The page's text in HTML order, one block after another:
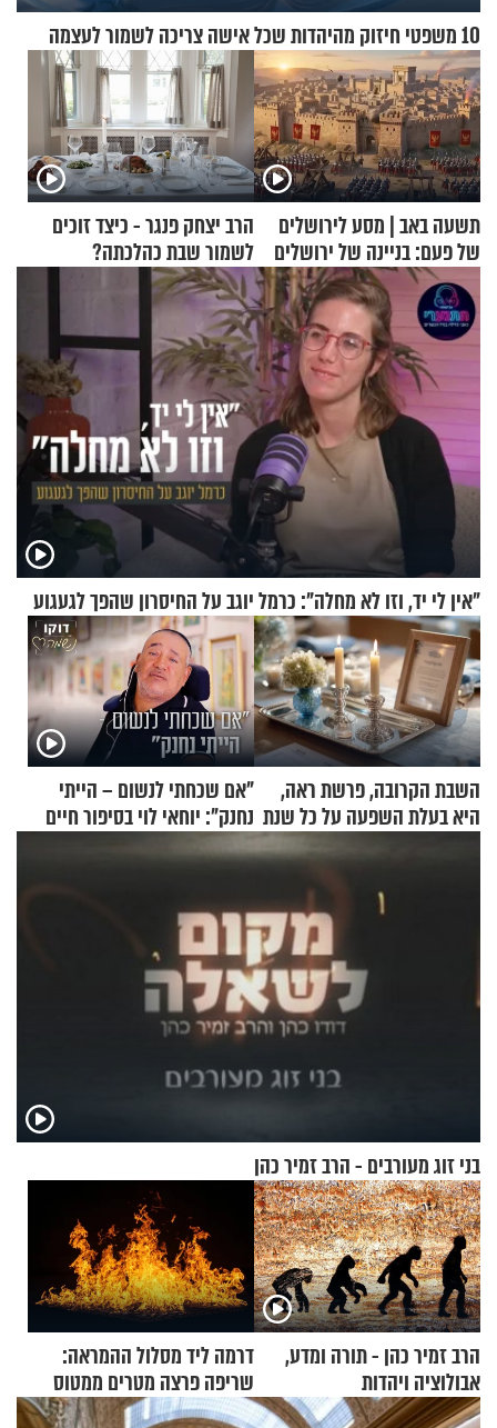
10 משפטי חיזוק מהיהדות שכל אישה צריכה לשמור לעצמה
תשעה באב | מסע לירושלים
של פעם: בניינה של ירושלים
הרב יצחק פנגר - כיצד זוכים
לשמור שבת כהלכתה?
"אין לי יד, וזו לא מחלה": כרמל יוגב על החיסרון שהפך לגעגוע
השבת הקרובה, פרשת ראה,
היא בעלת השפעה על כל שנת
"אם שכחתי לנשום – הייתי
נחנק": יוחאי לוי בסיפור חיים
מעורר השראה
בני זוג מעורבים - הרב זמיר כהן
הרב זמיר כהן - תורה ומדע,
אבולוציה ויהדות
דרמה ליד מסלול ההמראה:
שריפה פרצה מטרים ממטוס
מלא בנוסעים